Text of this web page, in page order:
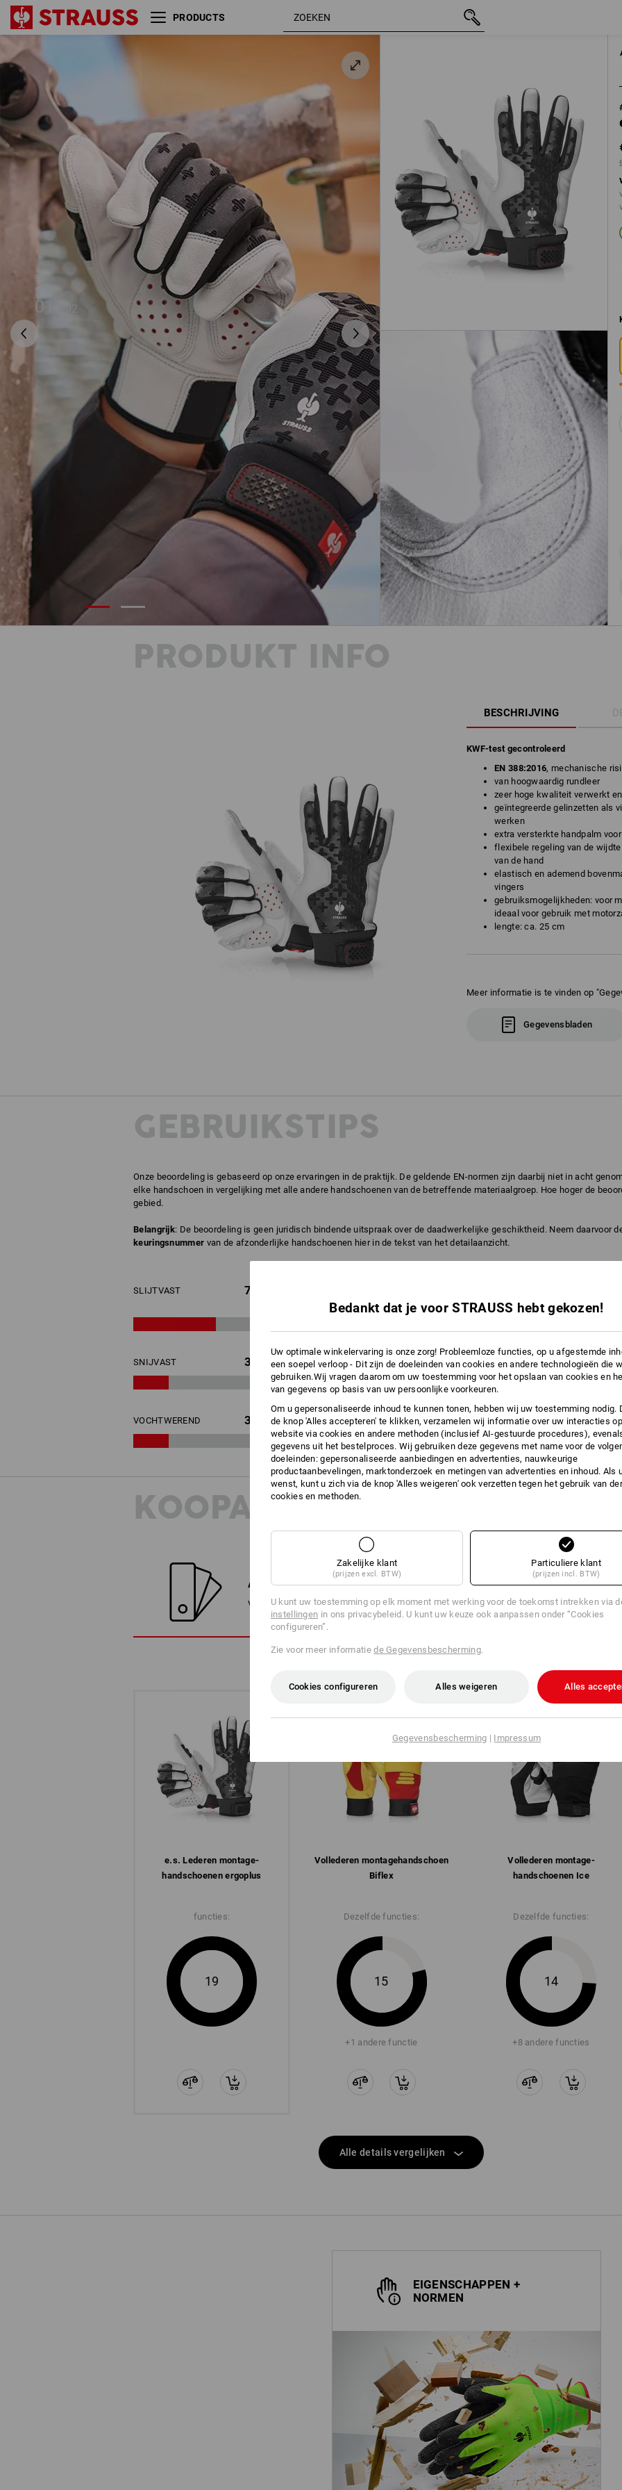
PRODUCTS
01 02
e.s. Lederen
montagehandschoenen
ergoplus
8 € 25,29
PRODUKT INFO
BESCHRIJVING
KWF-test gecontroleerd
EN 388:2016, mechanische
van hoogwaardig rundleer
zeer hoge kwaliteit verwerkt
geïntegreerde gelinzetten als
werken
extra versterkte handpalm
flexibele regeling van de
van de hand
elastisch en ademend
vingers
gebruiksmogelijkheden: voor
ideaal voor gebruik met
lengte: ca. 25 cm
Meer informatie is te vinden op
Gegevensbladen
GEBRUIKSTIPS
Onze beoordeling is gebaseerd op onze ervaringen in de praktijk. De geldende EN-normen zijn daarbij niet in acht
elke handschoen in vergelijking met alle andere handschoenen van de betreffende materiaalgroep. Hoe hoger de
gebied.
Belangrijk: De beoordeling is geen juridisch bindende uitspraak over de daadwerkelijke geschiktheid. Neem daarvoor
keuringsnummer van de afzonderlijke handschoenen hier in de tekst van het detailaanzicht.
SLIJTVAST 7
BESCHERMING
SNIJVAST 3 FIJNGEVOELIG 5 VET/OLIE 2
VOCHTWEREND 3 PRIKVAST 3 SCHEURBESTENDIG 5
KOOPADVIES
ALTERNATIEVEN VINDEN
Vergelijk het huidige artikel met de beste alternatieven
e.s. Lederen montage­
handschoenen ergoplus
functies:
19
Vollederen montagehandschoen
Biflex
Vollederen montage­
handschoenen Ice
Dezelfde functies:
15
+1 andere functie
Dezelfde functies:
14
+8 andere functies
Alle details vergelijken
EIGENSCHAPPEN +
NORMEN
Bedankt dat je voor STRAUSS hebt gekozen!
Uw optimale winkelervaring is onze zorg! Probleemloze functies, op u afgestemde
een soepel verloop - Dit zijn de doeleinden van cookies en andere technologieën die
gebruiken.Wij vragen daarom om uw toestemming voor het opslaan van cookies en
van gegevens op basis van uw persoonlijke voorkeuren.
Om u gepersonaliseerde inhoud te kunnen tonen, hebben wij uw toestemming nodig.
de knop 'Alles accepteren' te klikken, verzamelen wij informatie over uw interacties
website via cookies en andere methoden (inclusief AI-gestuurde procedures),
gegevens uit het bestelproces. Wij gebruiken deze gegevens met name voor de
doeleinden: gepersonaliseerde aanbiedingen en advertenties, nauwkeurige
productaanbevelingen, marktonderzoek en metingen van advertenties en inhoud. Als
wenst, kunt u zich via de knop 'Alles weigeren' ook verzetten tegen het gebruik van
cookies en methoden.
Zakelijke klant
(prijzen excl. BTW)
Particuliere klant
(prijzen incl. BTW)
U kunt uw toestemming op elk moment met werking voor de toekomst intrekken via
instellingen in ons privacybeleid. U kunt uw keuze ook aanpassen onder “Cookies
configureren”.
Zie voor meer informatiede Gegevensbescherming.
Cookies configureren Alles weigeren Alles
Gegevensbescherming | Impressum